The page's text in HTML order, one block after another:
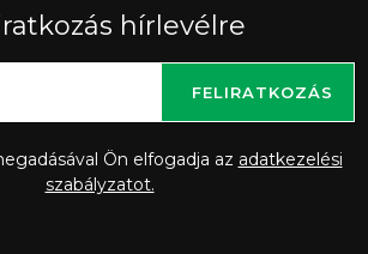
hírlevélre
Ön elfogadja az adatkezelési
szabályzatot.
FELIRATKOZÁS